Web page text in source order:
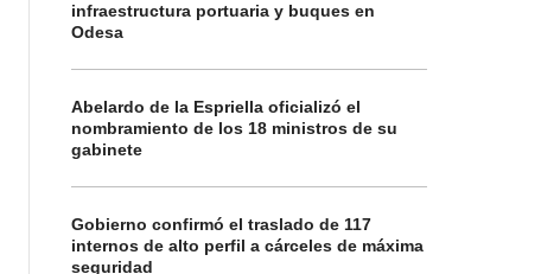
infraestructura portuaria y buques en
Odesa
Abelardo de la Espriella oficializó el
nombramiento de los 18 ministros de su
gabinete
Gobierno confirmó el traslado de 117
internos de alto perfil a cárceles de máxima
seguridad